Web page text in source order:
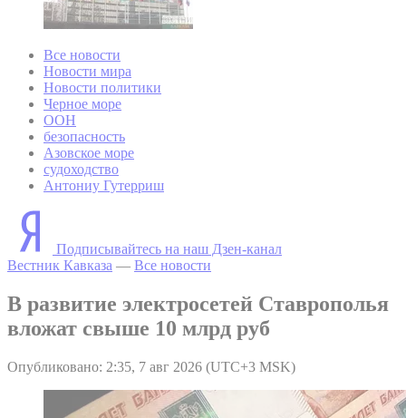
Все новости
Новости мира
Новости политики
Черное море
ООН
безопасность
Азовское море
судоходство
Антониу Гутерриш
Подписывайтесь на наш Дзен-канал
Вестник Кавказа — Все новости
В развитие электросетей Ставрополья
вложат свыше 10 млрд руб
Опубликовано: 2:35, 7 авг 2026 (UTC+3 MSK)